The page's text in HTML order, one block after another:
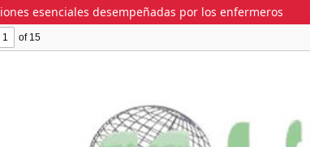
esenciales desempeñadas por los enfermeros